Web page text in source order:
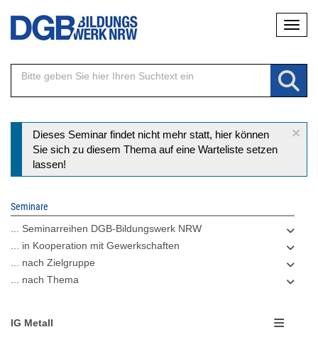
Direkt
Inhalt
×
Statusmeldung
Dieses Seminar findet nicht mehr statt, hier können
Sie sich zu diesem Thema auf eine Warteliste setzen
lassen!
Seminare
... Seminarreihen DGB-Bildungswerk NRW
... in Kooperation mit Gewerkschaften
... nach Zielgruppe
... nach Thema
IG Metall